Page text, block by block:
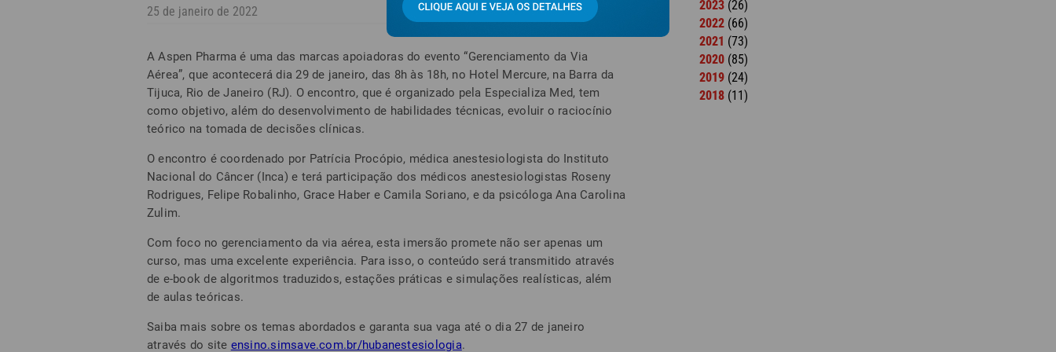
25 de janeiro de 2022
A Aspen Pharma é uma das marcas apoiadoras do evento “Gerenciamento da Via
Aérea”, que acontecerá dia 29 de janeiro, das 8h às 18h, no Hotel Mercure, na Barra da
Tijuca, Rio de Janeiro (RJ). O encontro, que é organizado pela Especializa Med, tem
como objetivo, além do desenvolvimento de habilidades técnicas, evoluir o raciocínio
teórico na tomada de decisões clínicas.
O encontro é coordenado por Patrícia Procópio, médica anestesiologista do Instituto
Nacional do Câncer (Inca) e terá participação dos médicos anestesiologistas Roseny
Rodrigues, Felipe Robalinho, Grace Haber e Camila Soriano, e da psicóloga Ana Carolina
Zulim.
Com foco no gerenciamento da via aérea, esta imersão promete não ser apenas um
curso, mas uma excelente experiência. Para isso, o conteúdo será transmitido através
de e-book de algoritmos traduzidos, estações práticas e simulações realísticas, além
de aulas teóricas.
Saiba mais sobre os temas abordados e garanta sua vaga até o dia 27 de janeiro
através do site ensino.simsave.com.br/hubanestesiologia.
2023 (26)
2022 (66)
2021 (73)
2020 (85)
2019 (24)
2018 (11)